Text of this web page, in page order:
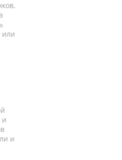
или
и
и